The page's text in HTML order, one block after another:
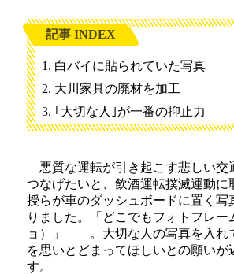
記事 INDEX
白バイに貼られていた写真
大川家具の廃材を加工
｢大切な人｣が一番の抑止力
悪質な運転が引き起こす悲しい交
つなげたいと、飲酒運転撲滅運動に
授らが車のダッシュボードに置く写
りました。「どこでもフォトフレー
ョ）」――。大切な人の写真を入れ
を思いとどまってほしいとの願いが
す。